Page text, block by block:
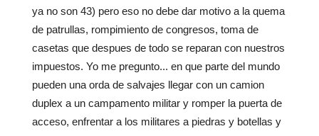
ya no son 43) pero eso no debe dar motivo a la quema
de patrullas, rompimiento de congresos, toma de
casetas que despues de todo se reparan con nuestros
impuestos. Yo me pregunto... en que parte del mundo
pueden una orda de salvajes llegar con un camion
duplex a un campamento militar y romper la puerta de
acceso, enfrentar a los militares a piedras y botellas y